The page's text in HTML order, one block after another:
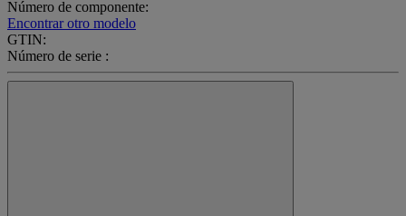
Número de componente:
Encontrar otro modelo
GTIN:
Número de serie :